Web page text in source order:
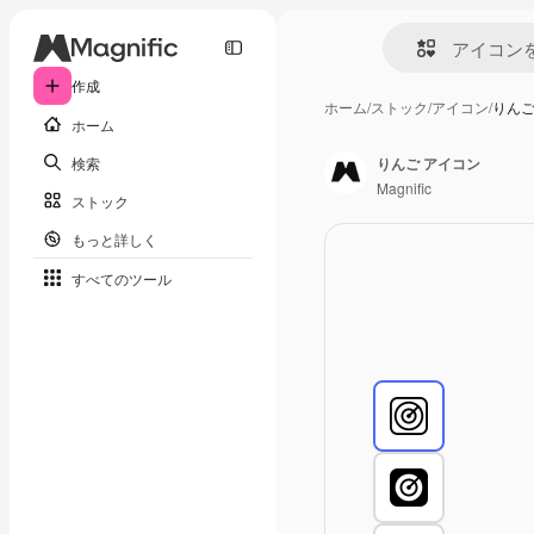
作成
ホーム
検索
ストック
もっと詳しく
すべてのツール
ホーム/ストック/アイコン/りん
りんご アイコン
Magnific